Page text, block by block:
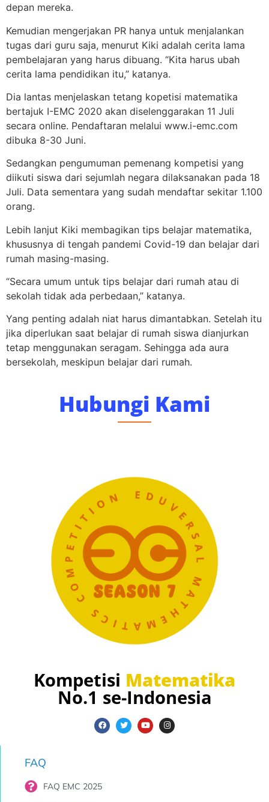
depan mereka.
Kemudian mengerjakan PR hanya untuk menjalankan
tugas dari guru saja, menurut Kiki adalah cerita lama
pembelajaran yang harus dibuang. “Kita harus ubah
cerita lama pendidikan itu,” katanya.
Dia lantas menjelaskan tetang kopetisi matematika
bertajuk I-EMC 2020 akan diselenggarakan 11 Juli
secara online. Pendaftaran melalui www.i-emc.com
dibuka 8-30 Juni.
Sedangkan pengumuman pemenang kompetisi yang
diikuti siswa dari sejumlah negara dilaksanakan pada 18
Juli. Data sementara yang sudah mendaftar sekitar 1.100
orang.
Lebih lanjut Kiki membagikan tips belajar matematika,
khususnya di tengah pandemi Covid-19 dan belajar dari
rumah masing-masing.
“Secara umum untuk tips belajar dari rumah atau di
sekolah tidak ada perbedaan,” katanya.
Yang penting adalah niat harus dimantabkan. Setelah itu
jika diperlukan saat belajar di rumah siswa dianjurkan
tetap menggunakan seragam. Sehingga ada aura
bersekolah, meskipun belajar dari rumah.
Hubungi Kami
Kompetisi Matematika
No.1 se-Indonesia
FAQ
FAQ EMC 2025